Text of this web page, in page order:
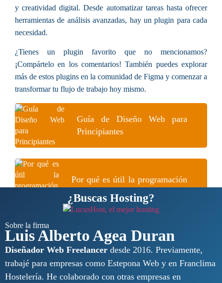
y creatividad digital. Desde automatizar tareas hasta ofrecer
herramientas de análisis avanzadas, hay un plugin para cada
necesidad.
¿Tienes un plugin favorito que no mencionamos?
¡Compártelo en los comentarios! También puedes explorar
más de estos plugins en la comunidad de Figma y comenzar a
transformar tu flujo de trabajo hoy mismo.
Guía de Diseño Web para
Principiantes
Por qué es útil la programación
web para un diseñador
¿Buscas Hosting?
Sobre la firma
Luis Alberto Agea Duran
Diseñador Web Freelancer desde 2016. Previamente,
trabajé para empresas como Estepona Web y en Franclima
Hostelería. He colaborado con otras empresas en